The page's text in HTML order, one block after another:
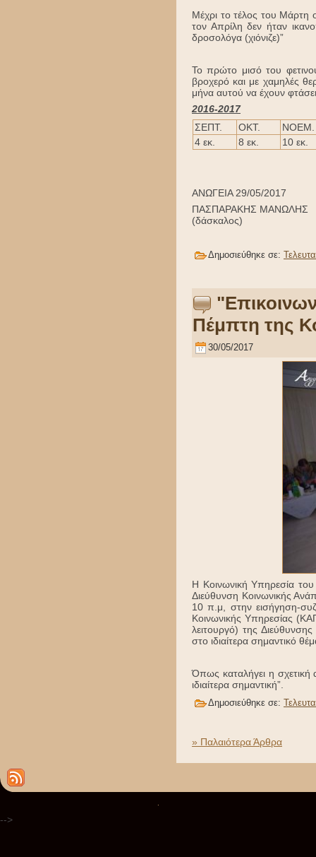
Μέχρι το τέλος του Μάρτη
τον Απρίλη δεν ήταν
δροσολόγα (χιόνιζε)”
Το πρώτο μισό του
βροχερό και με χαμηλές
μήνα αυτού να έχουν
2016-2017
ΣΕΠΤ.
ΟΚΤ.
ΝΟΕΜ.
4 εκ.
8 εκ. 10 εκ.
ΑΝΩΓΕΙΑ 29/05/2017
ΠΑΣΠΑΡΑΚΗΣ ΜΑΝΩΛΗΣ
(δάσκαλος)
Δημοσιεύθηκε σε:
Πέμπτη της
30/05/2017
Η Κοινωνική Υπηρεσία του
Διεύθυνση Κοινωνικής
10 π.μ, στην εισήγηση-
Κοινωνικής Υπηρεσίας
λειτουργό) της
στο ιδιαίτερα σημαντικό
Όπως καταλήγει η σχετική
ιδιαίτερα σημαντική”.
Δημοσιεύθηκε σε:
» Παλαιότερα Άρθρα
-->